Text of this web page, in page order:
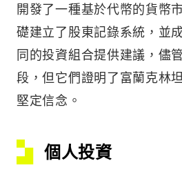
開發了一種基於代幣的貨幣
礎建立了股東記錄系統，並
同的投資組合提供建議，儘
段，但它們證明了富蘭克林
堅定信念。
個人投資